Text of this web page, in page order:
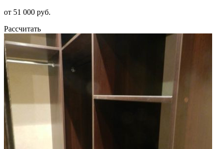
от 51 000 руб.
Рассчитать